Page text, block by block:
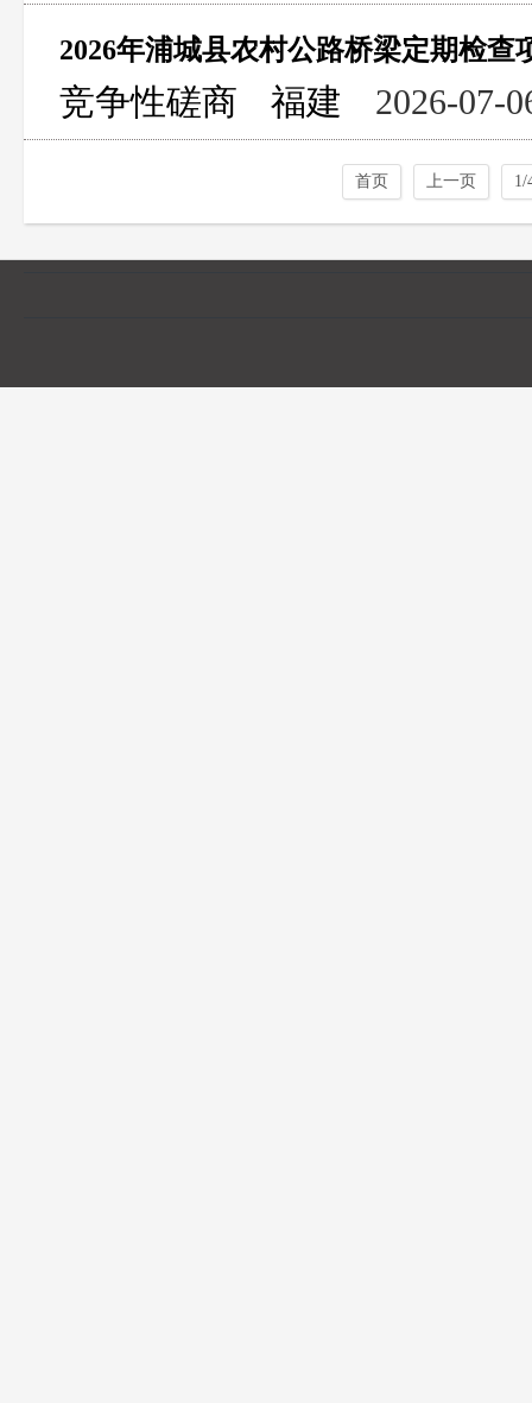
2026年浦城县农村公路桥梁定期检查
竞争性磋商 福建 2026-07-
首页 上一页 1/